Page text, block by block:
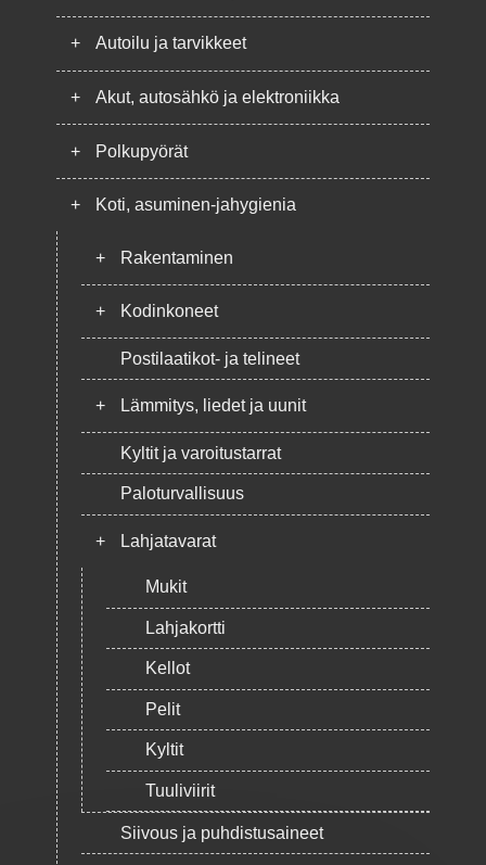
+ Autoilu ja tarvikkeet
+ Akut, autosähkö ja elektroniikka
+ Polkupyörät
+ Koti, asuminen-jahygienia
+ Rakentaminen
+ Kodinkoneet
Postilaatikot- ja telineet
+ Lämmitys, liedet ja uunit
Kyltit ja varoitustarrat
Paloturvallisuus
+ Lahjatavarat
Mukit
Lahjakortti
Kellot
Pelit
Kyltit
Tuuliviirit
Siivous ja puhdistusaineet